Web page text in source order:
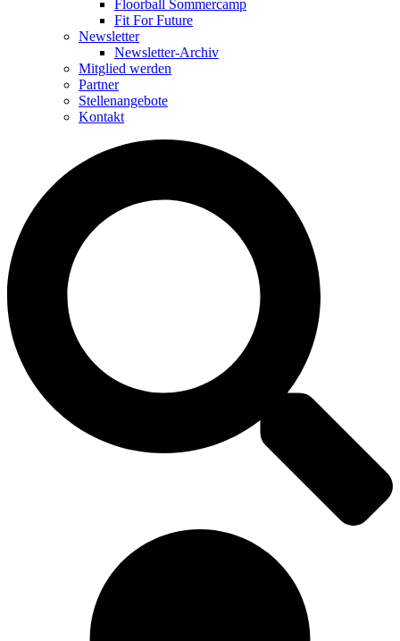
Floorball Sommercamp
Fit For Future
Newsletter
Newsletter-Archiv
Mitglied werden
Partner
Stellenangebote
Kontakt